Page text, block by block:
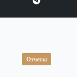
Отчеты